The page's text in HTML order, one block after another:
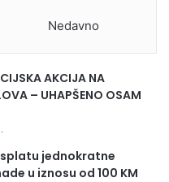
Nedavno
AKCIJA NA
– UHAPŠENO OSAM
jednokratne
u iznosu od 100 KM